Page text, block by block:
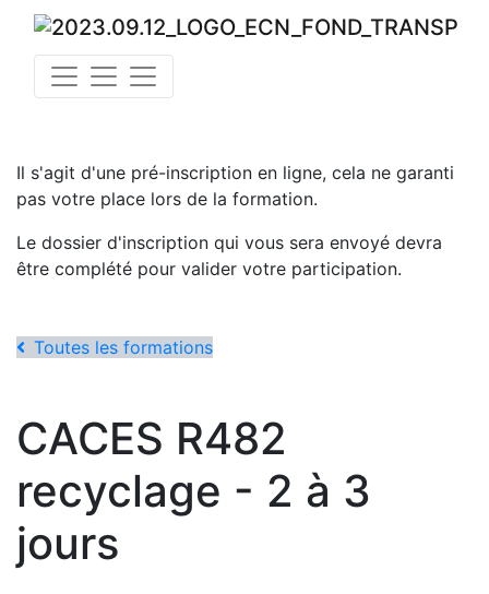
Il s'agit d'une pré-inscription en ligne, cela ne garanti
pas votre place lors de la formation.
Le dossier d'inscription qui vous sera envoyé devra
être complété pour valider votre participation.
Toutes les formations
CACES R482
recyclage - 2 à 3
jours